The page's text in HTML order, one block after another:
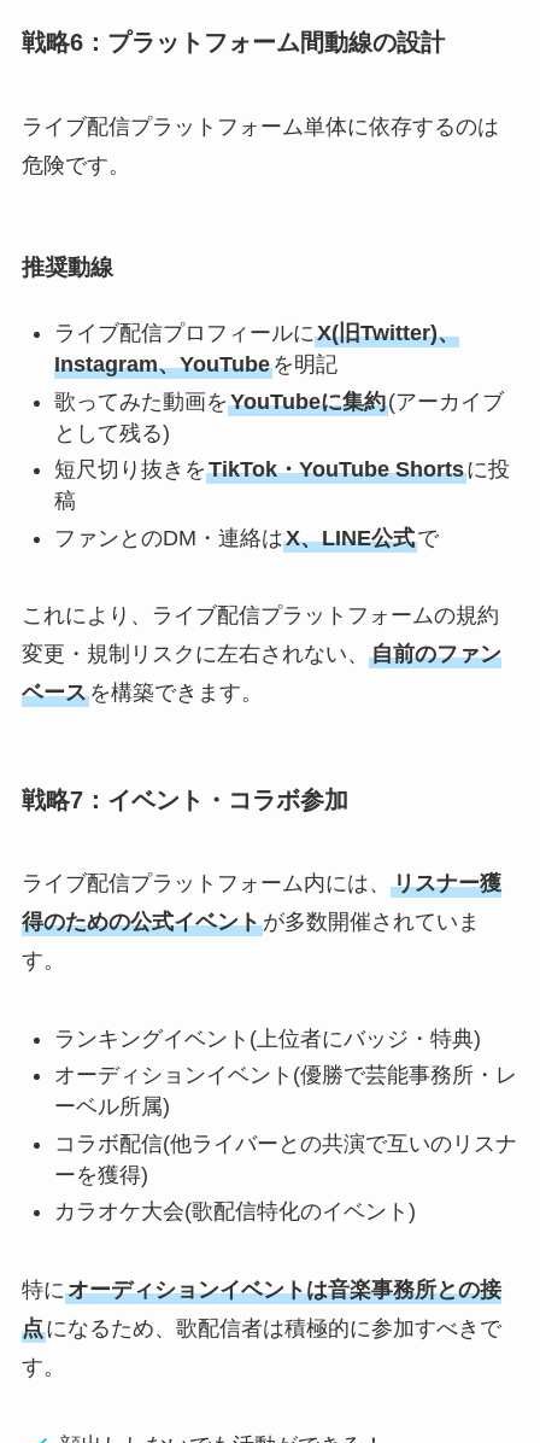
戦略6：プラットフォーム間動線の設計
ライブ配信プラットフォーム単体に依存するのは
危険です。
推奨動線
ライブ配信プロフィールにX(旧Twitter)、
Instagram、YouTubeを明記
歌ってみた動画をYouTubeに集約(アーカイブ
として残る)
短尺切り抜きをTikTok・YouTube Shortsに投
稿
ファンとのDM・連絡はX、LINE公式で
これにより、ライブ配信プラットフォームの規約
変更・規制リスクに左右されない、 自前のファン
ベースを構築できます。
戦略7：イベント・コラボ参加
ライブ配信プラットフォーム内には、 リスナー獲
得のための公式イベントが多数開催されていま
す。
ランキングイベント(上位者にバッジ・特典)
オーディションイベント(優勝で芸能事務所・レ
ーベル所属)
コラボ配信(他ライバーとの共演で互いのリスナ
ーを獲得)
カラオケ大会(歌配信特化のイベント)
特にオーディションイベントは音楽事務所との接
点になるため、歌配信者は積極的に参加すべきで
す。